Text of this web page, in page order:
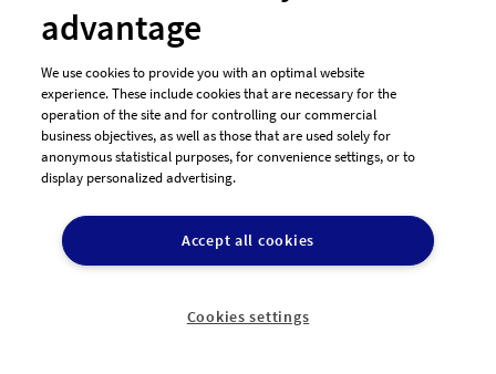
advantage
We use cookies to provide you with an optimal website
experience. These include cookies that are necessary for the
operation of the site and for controlling our commercial
business objectives, as well as those that are used solely for
anonymous statistical purposes, for convenience settings, or to
display personalized advertising.
Accept all cookies
Cookies settings